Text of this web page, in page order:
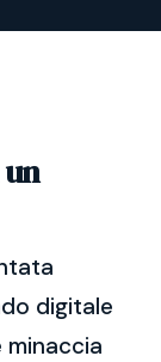
digitale
minaccia